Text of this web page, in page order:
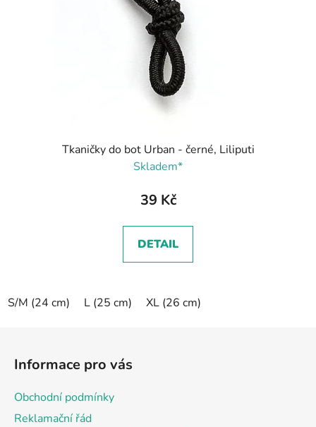
Tkaničky do bot Urban - černé, Liliputi
Skladem*
39 Kč
DETAIL
S/M (24 cm) L (25 cm) XL (26 cm)
Informace pro vás
Obchodní podmínky
Reklamační řád